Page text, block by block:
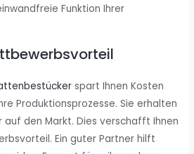
Funktion Ihrer
spart Ihnen Kosten
Produktionsprozesse. Sie erhalten
auf den Markt. Dies verschafft Ihnen
Ein guter Partner hilft